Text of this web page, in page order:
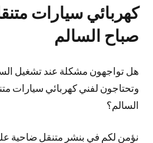
كهربائي سيارات
صباح السالم
هل تواجهون مشكلة عند تشغيل
وتحتاجون لفني كهربائي سيارات
السالم؟
نؤمن لكم في بنشر متنقل ضاحية